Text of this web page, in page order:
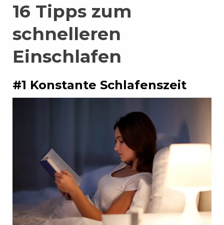
16 Tipps zum
schnelleren
Einschlafen
#1 Konstante Schlafenszeit